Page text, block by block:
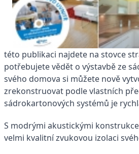
této publikaci najdete na stovce
potřebujete vědět o výstavbě ze
svého domova si můžete nově
zrekonstruovat podle vlastních
sádrokartonových systémů je
S modrými akustickými
velmi kvalitní zvukovou izolaci